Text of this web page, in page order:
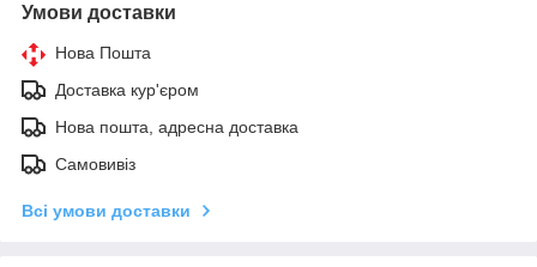
Умови доставки
Нова Пошта
Доставка кур'єром
Нова пошта, адресна доставка
Самовивіз
Всі умови доставки